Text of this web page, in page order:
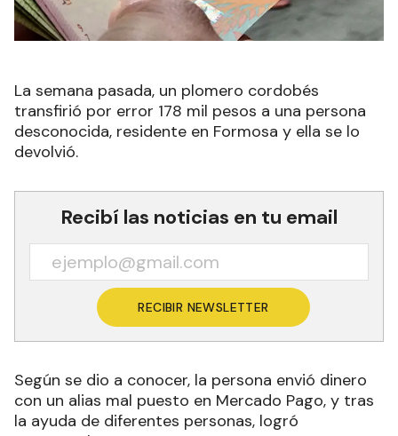
La semana pasada, un plomero cordobés
transfirió por error 178 mil pesos a una persona
desconocida, residente en Formosa y ella se lo
devolvió.
Recibí las noticias en tu email
RECIBIR NEWSLETTER
Según se dio a conocer, la persona envió dinero
con un alias mal puesto en Mercado Pago, y tras
la ayuda de diferentes personas, logró